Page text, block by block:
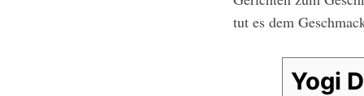
tut es dem
Yogi